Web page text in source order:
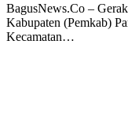
BagusNews.Co –
Kabupaten (Pemkab)
Kecamatan…